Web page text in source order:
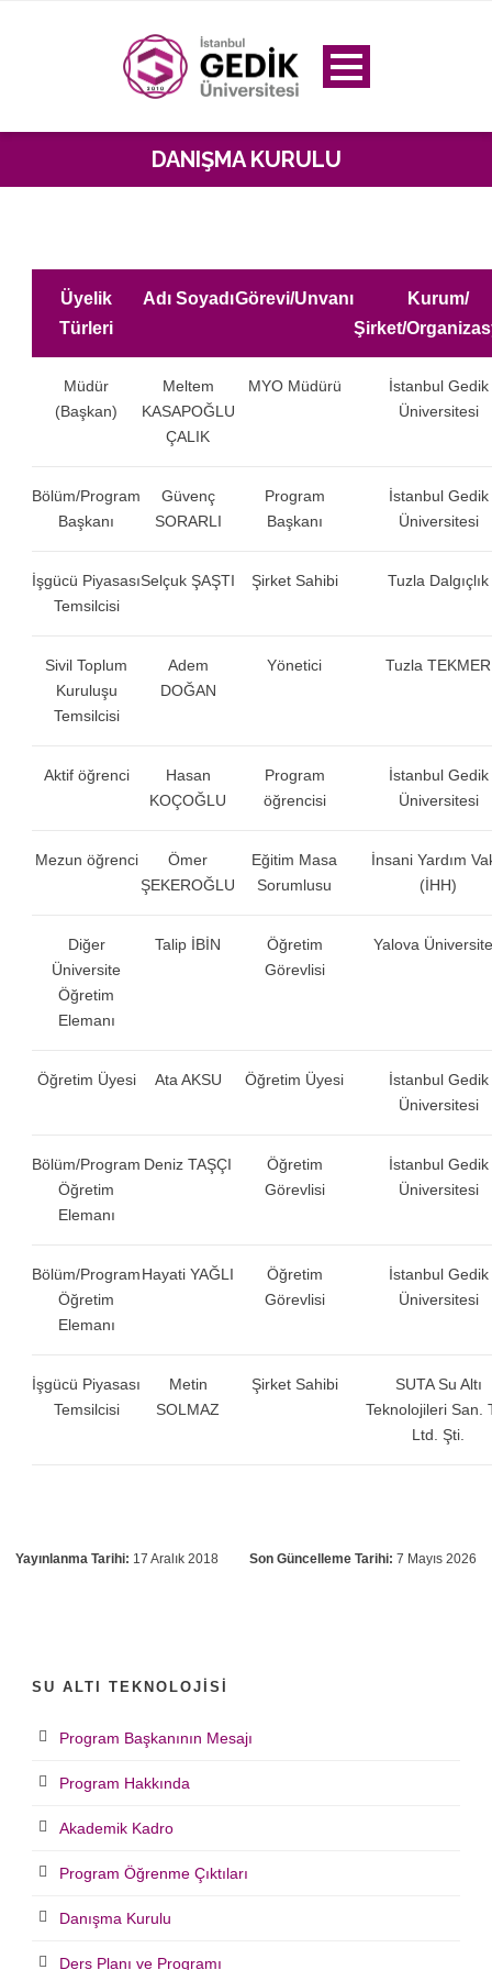
DANIŞMA KURULU
Üyelik
Türleri
Adı SoyadıGörevi/Unvanı
Kurum/
Şirket/
Müdür
(Başkan)
Meltem
KASAPOĞLU
ÇALIK
MYO Müdürü
İstanbul Gedik
Üniversitesi
Bölüm/Program
Başkanı
Güvenç
SORARLI
Program
Başkanı
İstanbul Gedik
Üniversitesi
İşgücü Piyasası
Temsilcisi
Selçuk ŞAŞTI Şirket Sahibi Tuzla Dalgıçlık
Sivil Toplum
Kuruluşu
Temsilcisi
Adem
DOĞAN
Yönetici Tuzla TEKMER
Aktif öğrenci
Hasan
KOÇOĞLU
Program
öğrencisi
İstanbul Gedik
Üniversitesi
Mezun öğrenci
Ömer
ŞEKEROĞLU
Eğitim Masa
Sorumlusu
İnsani Yardım
(İHH)
Diğer
Üniversite
Öğretim
Elemanı
Talip İBİN
Öğretim
Görevlisi
Yalova
Öğretim Üyesi Ata AKSU Öğretim Üyesi
İstanbul Gedik
Üniversitesi
Bölüm/Program
Öğretim
Elemanı
Deniz TAŞÇI
Öğretim
Görevlisi
İstanbul Gedik
Üniversitesi
Bölüm/Program
Öğretim
Elemanı
Hayati YAĞLI
Öğretim
Görevlisi
İstanbul Gedik
Üniversitesi
İşgücü Piyasası
Temsilcisi
Metin
SOLMAZ
Şirket Sahibi
SUTA Su Altı
Teknolojileri San.
Ltd. Şti.
Yayınlanma Tarihi: 17 Aralık 2018 Son Güncelleme Tarihi: 7 Mayıs 2026
SU ALTI TEKNOLOJISI
Program Başkanının Mesajı
Program Hakkında
Akademik Kadro
Program Öğrenme Çıktıları
Danışma Kurulu
Ders Planı ve Programı